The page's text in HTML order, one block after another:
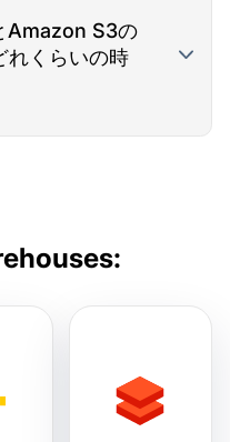
Amazon S3の
れくらいの時